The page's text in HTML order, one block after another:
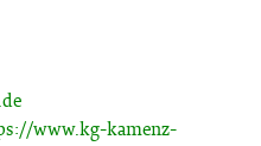
www.kg-kamenz-